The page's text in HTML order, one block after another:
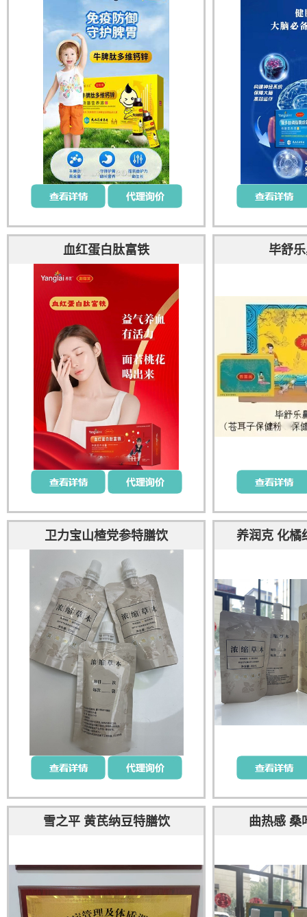
血红蛋白肽富铁 毕舒
卫力宝山楂党参特膳饮 养润克 化橘
雪之平 黄芪纳豆特膳饮 曲热感 桑